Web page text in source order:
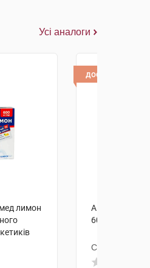
Усі аналоги
лимон
доставка
АЦЦ Лонг
600 мг 10 шт
Салютас